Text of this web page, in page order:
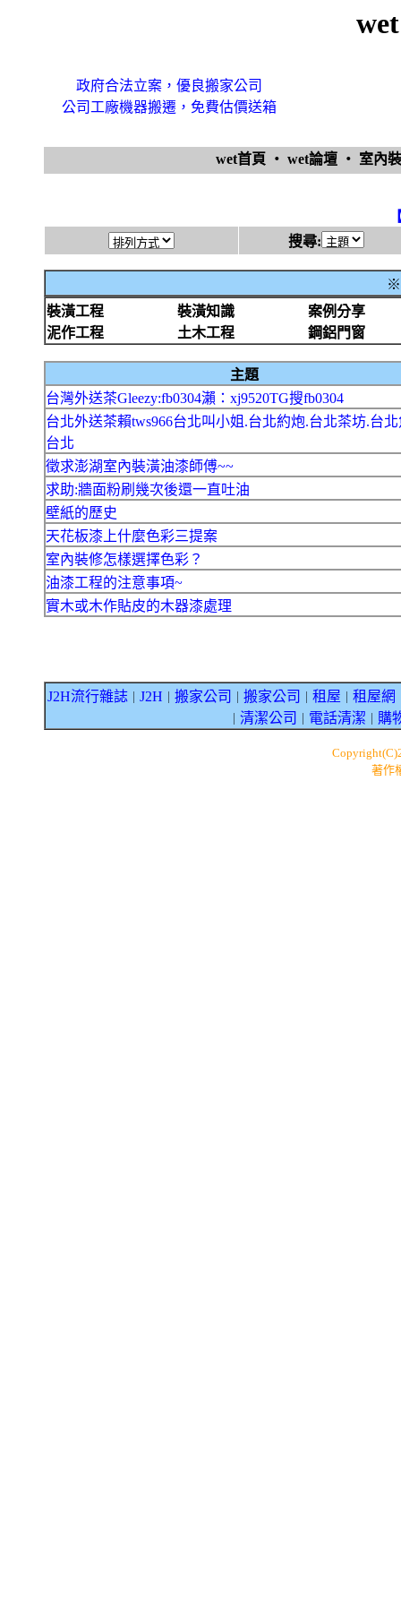
政府合法立案，優良搬家公司
公司工廠機器搬遷，免費估價送箱
wet首頁 ‧ wet論壇 ‧ 室內
搜尋:
※
裝潢工程
裝潢知識
案例分享
泥作工程
土木工程 鋼鋁門窗
主題
台灣外送茶Gleezy:fb0304瀨：xj9520TG搜fb0304
台北外送茶賴tws966台北叫小姐.台北約炮.台北茶坊.台
台北
徵求澎湖室內裝潢油漆師傅~~
求助:牆面粉刷幾次後還一直吐油
壁紙的歷史
天花板漆上什麼色彩三提案
室內裝修怎樣選擇色彩？
油漆工程的注意事項~
實木或木作貼皮的木器漆處理
J2H流行雜誌 J2H 搬家公司 搬家公司 租屋 租屋網
清潔公司 電話清潔 購
著作